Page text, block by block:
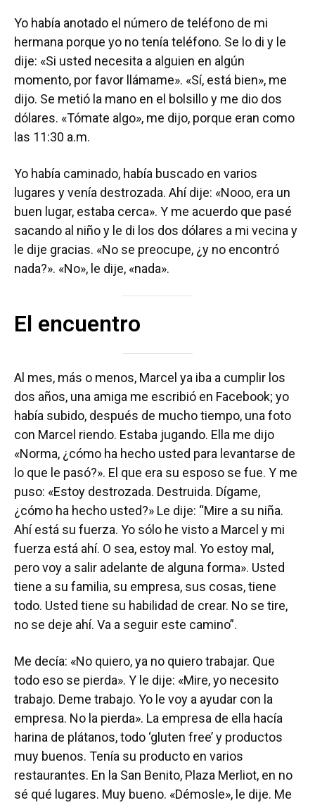
Yo había anotado el número de teléfono de mi
hermana porque yo no tenía teléfono. Se lo di y le
dije: «Si usted necesita a alguien en algún
momento, por favor llámame». «Sí, está bien», me
dijo. Se metió la mano en el bolsillo y me dio dos
dólares. «Tómate algo», me dijo, porque eran como
las 11:30 a.m.
Yo había caminado, había buscado en varios
lugares y venía destrozada. Ahí dije: «Nooo, era un
buen lugar, estaba cerca». Y me acuerdo que pasé
sacando al niño y le di los dos dólares a mi vecina y
le dije gracias. «No se preocupe, ¿y no encontró
nada?». «No», le dije, «nada».
El encuentro
Al mes, más o menos, Marcel ya iba a cumplir los
dos años, una amiga me escribió en Facebook; yo
había subido, después de mucho tiempo, una foto
con Marcel riendo. Estaba jugando. Ella me dijo
«Norma, ¿cómo ha hecho usted para levantarse de
lo que le pasó?». El que era su esposo se fue. Y me
puso: «Estoy destrozada. Destruida. Dígame,
¿cómo ha hecho usted?» Le dije: “Mire a su niña.
Ahí está su fuerza. Yo sólo he visto a Marcel y mi
fuerza está ahí. O sea, estoy mal. Yo estoy mal,
pero voy a salir adelante de alguna forma». Usted
tiene a su familia, su empresa, sus cosas, tiene
todo. Usted tiene su habilidad de crear. No se tire,
no se deje ahí. Va a seguir este camino”.
Me decía: «No quiero, ya no quiero trabajar. Que
todo eso se pierda». Y le dije: «Mire, yo necesito
trabajo. Deme trabajo. Yo le voy a ayudar con la
empresa. No la pierda». La empresa de ella hacía
harina de plátanos, todo ‘gluten free’ y productos
muy buenos. Tenía su producto en varios
restaurantes. En la San Benito, Plaza Merliot, en no
sé qué lugares. Muy bueno. «Démosle», le dije. Me